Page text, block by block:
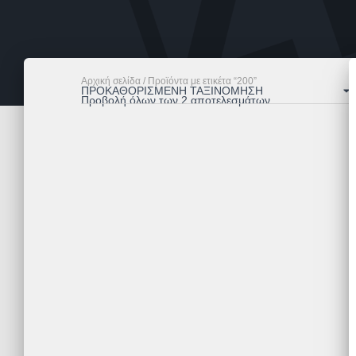
Αρχική σελίδα / Προϊόντα με ετικέτα “200”
Προβολή όλων των 2 αποτελεσμάτων